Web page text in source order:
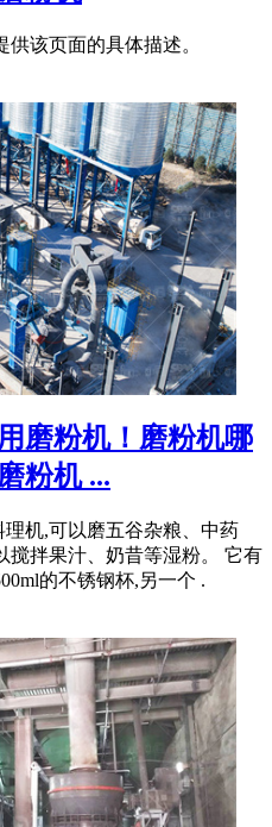
该页面的具体描述。
磨粉机！磨粉机哪
粉机 ...
机,可以磨五谷杂粮、中药
搅拌果汁、奶昔等湿粉。 它有
的不锈钢杯,另一个 .